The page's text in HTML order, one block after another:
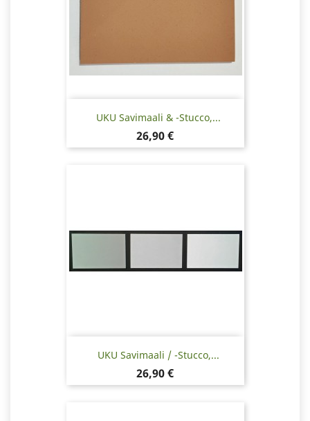
UKU Savimaali & -stucco,...
Hinta
26,90 €
UKU Savimaali / -stucco,...
Hinta
26,90 €